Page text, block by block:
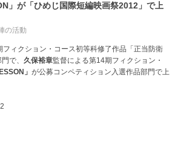
」が「ひめじ国際短編映画祭2012」で上
の活動
フィクション・コース初等科修了作品「正当防衛
門で、久保裕章監督による第14期フィクション・
」が公募コンペティション入選作品部門で上